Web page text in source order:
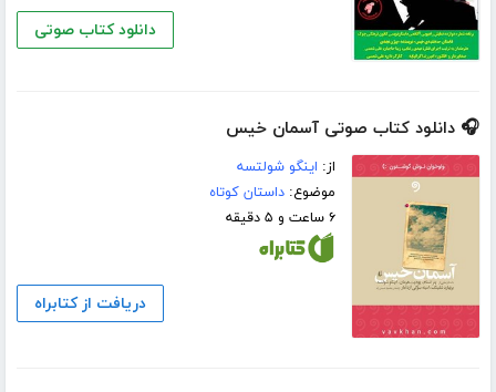
دانلود کتاب صوتی
🎧 دانلود کتاب صوتی آسمان خیس
از: اینگو شولتسه
موضوع:داستان کوتاه
۶ ساعت و ۵ دقیقه
دریافت از کتابراه